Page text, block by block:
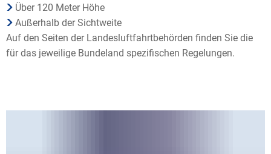
Über 120 Meter Höhe
Außerhalb der Sichtweite
Auf den Seiten der Landesluftfahrtbehörden finden Sie die
für das jeweilige Bundeland spezifischen Regelungen.